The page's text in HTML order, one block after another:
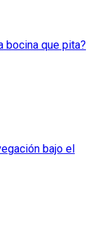
bocina que pita?
bajo el